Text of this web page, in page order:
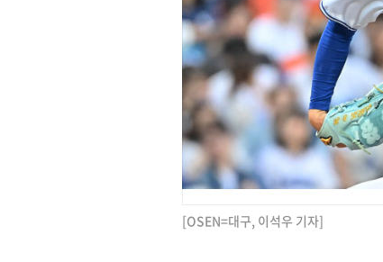
[OSEN=대구, 이석우 기자]